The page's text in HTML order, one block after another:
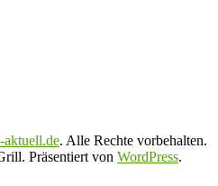
aktuell.de. Alle Rechte vorbehalten.
Präsentiert von WordPress.